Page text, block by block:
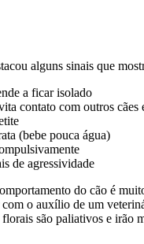
alguns sinais que
a ficar isolado
contato com outros cães
(bebe pouca água)
de agressividade
do cão é
o auxílio de um
são paliativos e irão